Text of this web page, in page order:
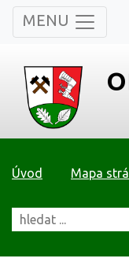
MENU
Úvod Mapa